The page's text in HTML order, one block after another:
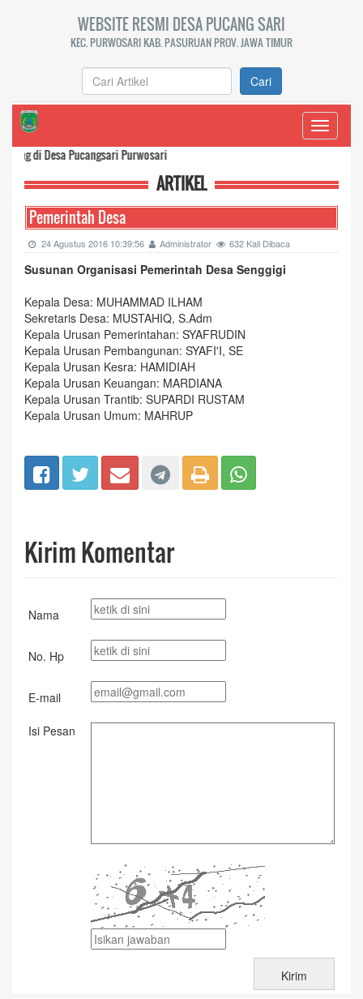
WEBSITE RESMI DESA PUCANG SARI
KEC. PURWOSARI KAB. PASURUAN PROV. JAWA TIMUR
Cari
Toggle
Desa Pucangsari Purwosari
ARTIKEL
Pemerintah Desa
24 Agustus 2016 10:39:56 Administrator 632 Kali Dibaca
Susunan Organisasi Pemerintah Desa Senggigi
Kepala Desa: MUHAMMAD ILHAM
Sekretaris Desa: MUSTAHIQ, S.Adm
Kepala Urusan Pemerintahan: SYAFRUDIN
Kepala Urusan Pembangunan: SYAFI'I, SE
Kepala Urusan Kesra: HAMIDIAH
Kepala Urusan Keuangan: MARDIANA
Kepala Urusan Trantib: SUPARDI RUSTAM
Kepala Urusan Umum: MAHRUP
Kirim Komentar
Nama
No. Hp
E-mail
Isi Pesan